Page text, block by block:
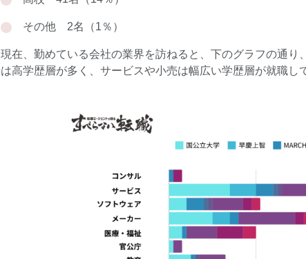
その他 2名（1％）
現在、勤めている会社の業界を訪ねると、下のグラフの通
は高学歴層が多く、サービスや小売は幅広い学歴層が就職し